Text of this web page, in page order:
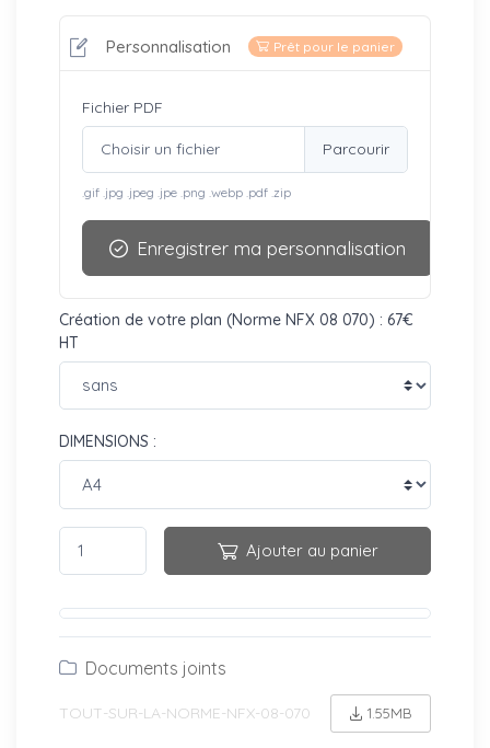
Personnalisation Prêt pour le panier
Fichier PDF
Choisir un fichier
.gif .jpg .jpeg .jpe .png .webp .pdf .zip
Enregistrer ma personnalisation
Création de votre plan (Norme NFX 08 070) : 67€
HT
DIMENSIONS :
Ajouter au panier
Documents joints
TOUT-SUR-LA-NORME-NFX-08-070 1.55MB